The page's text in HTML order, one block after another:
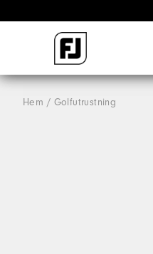
Hem Golfutrustning